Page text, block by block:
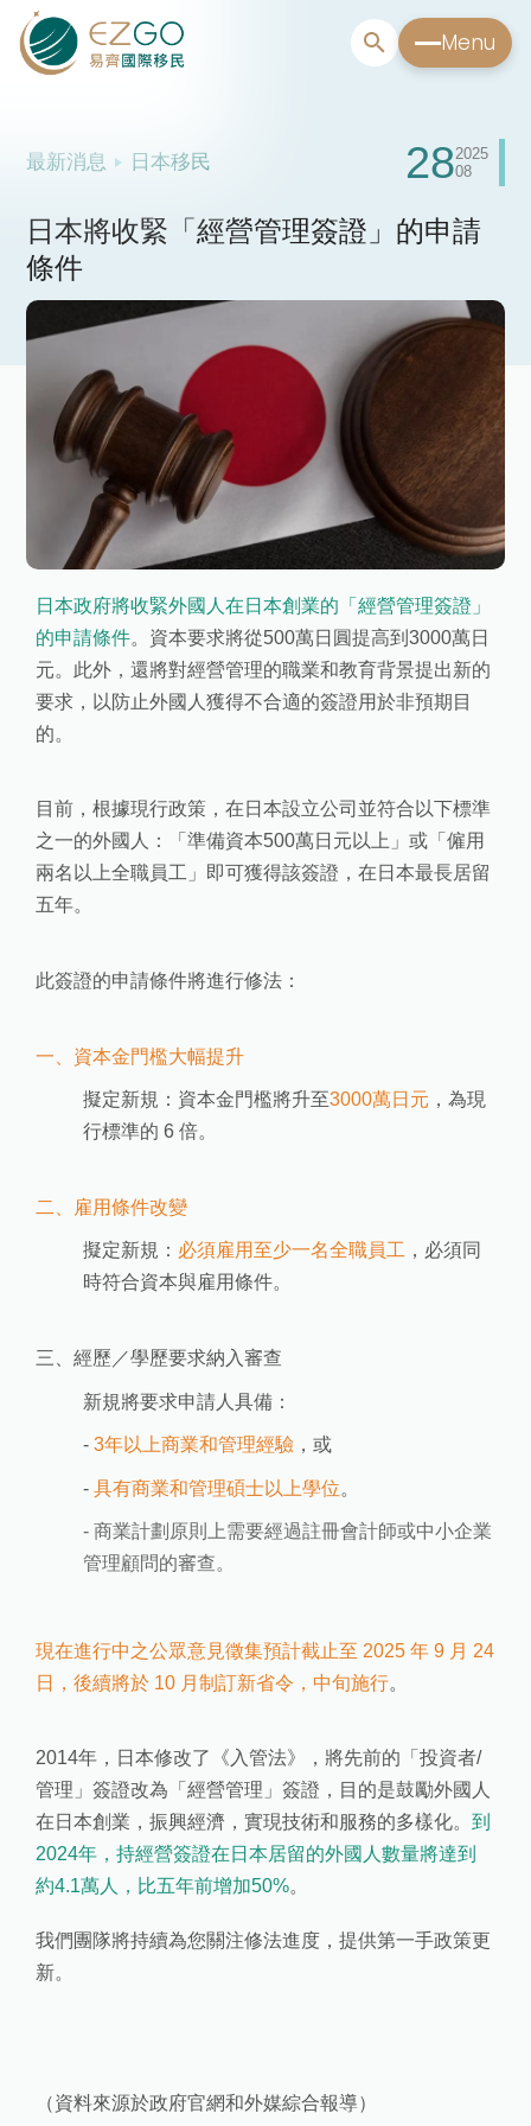
Menu
最新消息 日本移民 282025
08
日本將收緊「經營管理簽證」的申請
條件
日本政府將收緊外國人在日本創業的「經營管理簽證」
的申請條件。資本要求將從500萬日圓提高到3000萬日
元。此外，還將對經營管理的職業和教育背景提出新的
要求，以防止外國人獲得不合適的簽證用於非預期目
的。
目前，根據現行政策，在日本設立公司並符合以下標準
之一的外國人：「準備資本500萬日元以上」或「僱用
兩名以上全職員工」即可獲得該簽證，在日本最長居留
五年。
此簽證的申請條件將進行修法：
一、資本金門檻大幅提升
擬定新規：資本金門檻將升至3000萬日元 ，為現
行標準的 6 倍。
二、雇用條件改變
擬定新規： 必須雇用至少一名全職員工 ，必須同
時符合資本與雇用條件。
三、經歷／學歷要求納入審查
新規將要求申請人具備：
-3年以上商業和管理經驗 ，或
-具有商業和管理碩士以上學位。
- 商業計劃原則上需要經過註冊會計師或中小企業
管理顧問的審查。
現在進行中之公眾意見徵集預計截止至 2025 年 9 月 24
日，後續將於 10 月制訂新省令，中旬施行。
2014年，日本修改了《入管法》，將先前的「投資者/
管理」簽證改為「經營管理」簽證，目的是鼓勵外國人
在日本創業，振興經濟，實現技術和服務的多樣化。到
2024年，持經營簽證在日本居留的外國人數量將達到
約4.1萬人，比五年前增加50%。
我們團隊將持續為您關注修法進度，提供第一手政策更
新。
（資料來源於政府官網和外媒綜合報導）